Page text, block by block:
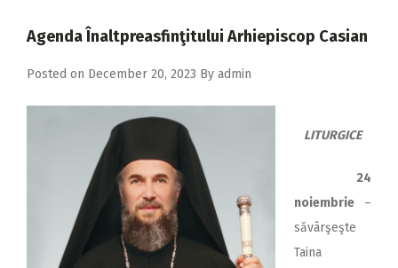
2017
2016
2015
Agenda Înaltpreasfinţitului Arhiepiscop Casian
Posted on December 20, 2023 By admin
LITURGICE
24
noiembrie –
săvârşeşte
Taina